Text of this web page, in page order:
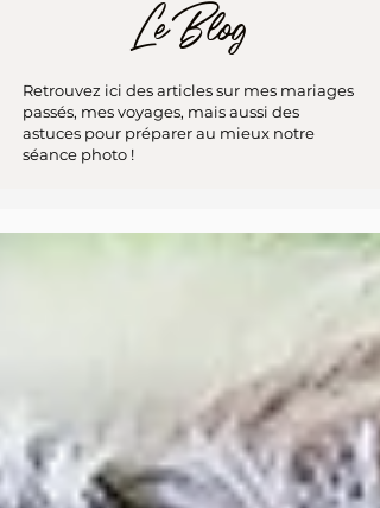
Le Blog
Retrouvez ici des articles sur mes mariages
passés, mes voyages, mais aussi des
astuces pour préparer au mieux notre
séance photo !